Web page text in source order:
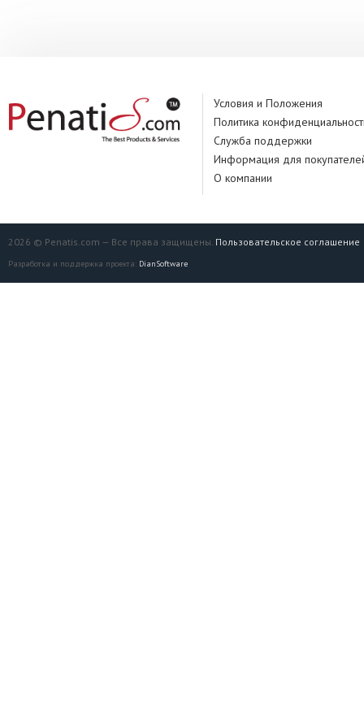
Условия и Положения
Политика
Служба поддержки
Информация для
О компании
2026 © Penatis.com — Все права защищены. Пользовательское соглашение
Разработка и поддержка проекта: DianSoftware